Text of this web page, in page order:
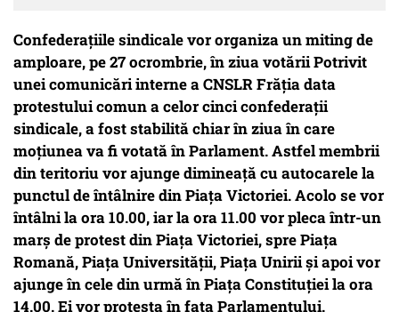
Confederațiile sindicale vor organiza un miting de
amploare, pe 27 ocrombrie, în ziua votării Potrivit
unei comunicări interne a CNSLR Frăţia data
protestului comun a celor cinci confederaţii
sindicale, a fost stabilită chiar în ziua în care
moţiunea va fi votată în Parlament. Astfel membrii
din teritoriu vor ajunge dimineaţă cu autocarele la
punctul de întâlnire din Piaţa Victoriei. Acolo se vor
întâlni la ora 10.00, iar la ora 11.00 vor pleca într-un
marş de protest din Piaţa Victoriei, spre Piaţa
Romană, Piaţa Universităţii, Piaţa Unirii şi apoi vor
ajunge în cele din urmă în Piaţa Constituţiei la ora
14.00. Ei vor protesta în faţa Parlamentului.